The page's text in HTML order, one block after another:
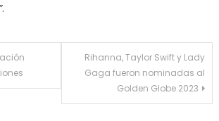
.
Rihanna, Taylor Swift y Lady
Gaga fueron nominadas al
Golden Globe 2023